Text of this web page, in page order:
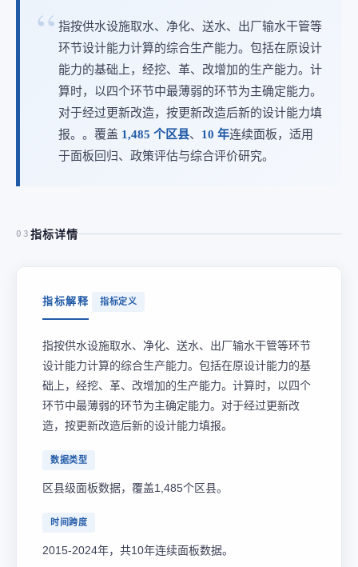
指按供水设施取水、净化、送水、出厂输水干管等
环节设计能力计算的综合生产能力。包括在原设计
能力的基础上，经挖、革、改增加的生产能力。计
算时，以四个环节中最薄弱的环节为主确定能力。
对于经过更新改造，按更新改造后新的设计能力填
报。。覆盖 1,485 个区县、 10 年连续面板，适用
于面板回归、政策评估与综合评价研究。
03 指标详情
指标解释 指标定义
指按供水设施取水、净化、送水、出厂输水干管等环节
设计能力计算的综合生产能力。包括在原设计能力的基
础上，经挖、革、改增加的生产能力。计算时，以四个
环节中最薄弱的环节为主确定能力。对于经过更新改
造，按更新改造后新的设计能力填报。
数据类型
区县级面板数据，覆盖1,485个区县。
时间跨度
2015-2024年，共10年连续面板数据。